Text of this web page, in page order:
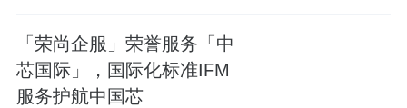
「荣尚企服」荣誉服务「中
芯国际」，国际化标准IFM
服务护航中国芯